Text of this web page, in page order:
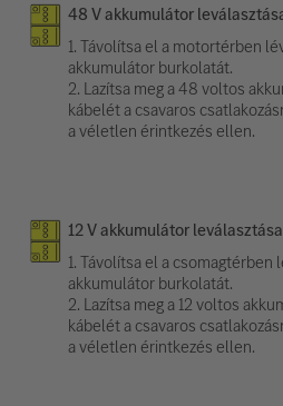
48 V akkumulátor
1. Távolítsa el a motortérben
akkumulátor burkolatát.
2. Lazítsa meg a 48 voltos
kábelét a csavaros
a véletlen érintkezés ellen.
12 V akkumulátor leválasztása
1. Távolítsa el a csomagtérben
akkumulátor burkolatát.
2. Lazítsa meg a 12 voltos
kábelét a csavaros
a véletlen érintkezés ellen.